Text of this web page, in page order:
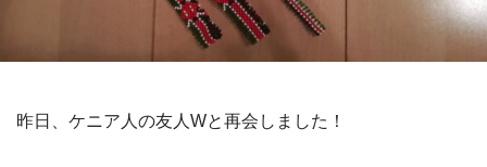
昨日、ケニア人の友人Wと再会しました！